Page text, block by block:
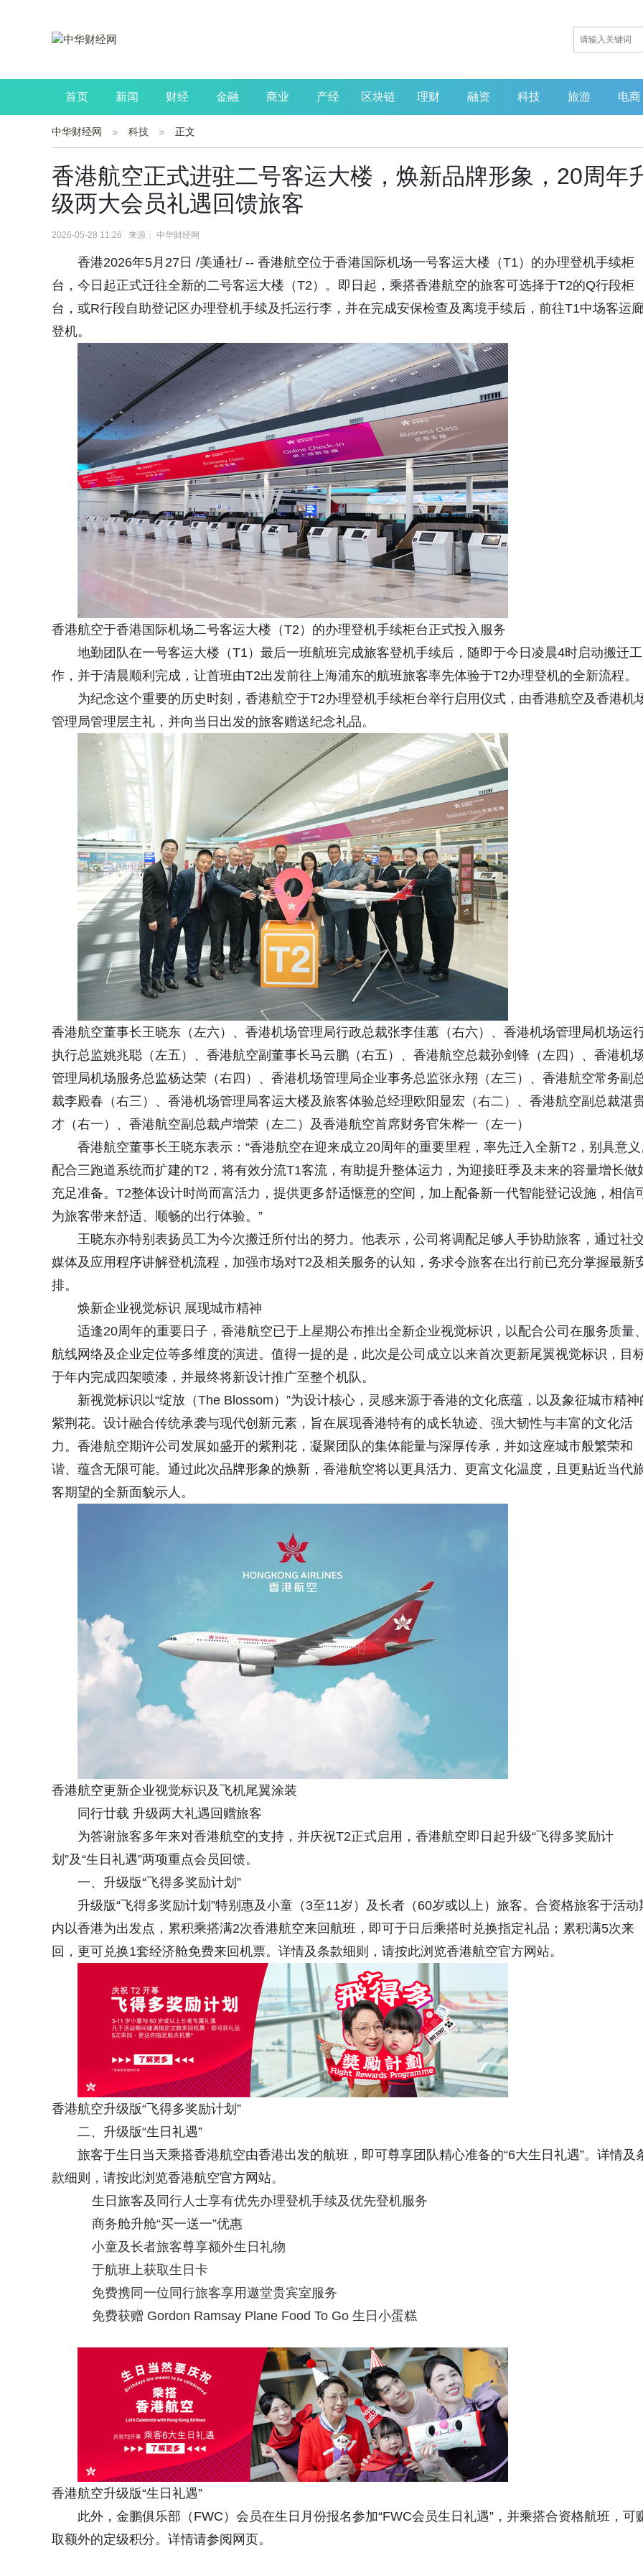
首页 新闻 财经 金融 商业 产经 区块链 理财 融资 科技 旅游 电商
公司 生活 读书
中华财经网 科技 正文
香港航空正式进驻二号客运大楼，焕新品牌形象，20周年
级两大会员礼遇回馈旅客
2026-05-28 11:26 来源： 中华财经网
香港2026年5月27日 /美通社/ -- 香港航空位于香港国际机场一号客运大楼（T1）的办理登机手续柜
台，今日起正式迁往全新的二号客运大楼（T2）。即日起，乘搭香港航空的旅客可选择于T2的Q行段柜
台，或R行段自助登记区办理登机手续及托运行李，并在完成安保检查及离境手续后，前往T1中场客运
登机。
香港航空于香港国际机场二号客运大楼（T2）的办理登机手续柜台正式投入服务
地勤团队在一号客运大楼（T1）最后一班航班完成旅客登机手续后，随即于今日凌晨4时启动搬迁工
作，并于清晨顺利完成，让首班由T2出发前往上海浦东的航班旅客率先体验于T2办理登机的全新流程。
为纪念这个重要的历史时刻，香港航空于T2办理登机手续柜台举行启用仪式，由香港航空及香港机
管理局管理层主礼，并向当日出发的旅客赠送纪念礼品。
香港航空董事长王晓东（左六）、香港机场管理局行政总裁张李佳蕙（右六）、香港机场管理局机场运
执行总监姚兆聪（左五）、香港航空副董事长马云鹏（右五）、香港航空总裁孙剑锋（左四）、香港机
管理局机场服务总监杨达荣（右四）、香港机场管理局企业事务总监张永翔（左三）、香港航空常务副
裁李殿春（右三）、香港机场管理局客运大楼及旅客体验总经理欧阳显宏（右二）、香港航空副总裁湛
才（右一）、香港航空副总裁卢增荣（左二）及香港航空首席财务官朱桦一（左一）
香港航空董事长王晓东表示：“香港航空在迎来成立20周年的重要里程，率先迁入全新T2，别具意
配合三跑道系统而扩建的T2，将有效分流T1客流，有助提升整体运力，为迎接旺季及未来的容量增长做
充足准备。T2整体设计时尚而富活力，提供更多舒适惬意的空间，加上配备新一代智能登记设施，相信
为旅客带来舒适、顺畅的出行体验。”
王晓东亦特别表扬员工为今次搬迁所付出的努力。他表示，公司将调配足够人手协助旅客，通过社
媒体及应用程序讲解登机流程，加强市场对T2及相关服务的认知，务求令旅客在出行前已充分掌握最新
排。
焕新企业视觉标识 展现城市精神
适逢20周年的重要日子，香港航空已于上星期公布推出全新企业视觉标识，以配合公司在服务质量
航线网络及企业定位等多维度的演进。值得一提的是，此次是公司成立以来首次更新尾翼视觉标识，目
于年内完成四架喷漆，并最终将新设计推广至整个机队。
新视觉标识以“绽放（The Blossom）”为设计核心，灵感来源于香港的文化底蕴，以及象征城市精神
紫荆花。设计融合传统承袭与现代创新元素，旨在展现香港特有的成长轨迹、强大韧性与丰富的文化活
力。香港航空期许公司发展如盛开的紫荆花，凝聚团队的集体能量与深厚传承，并如这座城市般繁荣和
谐、蕴含无限可能。通过此次品牌形象的焕新，香港航空将以更具活力、更富文化温度，且更贴近当代
客期望的全新面貌示人。
香港航空更新企业视觉标识及飞机尾翼涂装
同行廿载 升级两大礼遇回赠旅客
为答谢旅客多年来对香港航空的支持，并庆祝T2正式启用，香港航空即日起升级“飞得多奖励计
划”及“生日礼遇”两项重点会员回馈。
一、升级版“飞得多奖励计划”
升级版“飞得多奖励计划”特别惠及小童（3至11岁）及长者（60岁或以上）旅客。合资格旅客于活动
内以香港为出发点，累积乘搭满2次香港航空来回航班，即可于日后乘搭时兑换指定礼品；累积满5次来
回，更可兑换1套经济舱免费来回机票。详情及条款细则，请按此浏览香港航空官方网站。
香港航空升级版“飞得多奖励计划”
二、升级版“生日礼遇”
旅客于生日当天乘搭香港航空由香港出发的航班，即可尊享团队精心准备的“6大生日礼遇”。详情及
款细则，请按此浏览香港航空官方网站。
生日旅客及同行人士享有优先办理登机手续及优先登机服务
商务舱升舱“买一送一”优惠
小童及长者旅客尊享额外生日礼物
于航班上获取生日卡
免费携同一位同行旅客享用遨堂贵宾室服务
免费获赠 Gordon Ramsay Plane Food To Go 生日小蛋糕
香港航空升级版“生日礼遇”
此外，金鹏俱乐部（FWC）会员在生日月份报名参加“FWC会员生日礼遇”，并乘搭合资格航班，可
取额外的定级积分。详情请参阅网页。